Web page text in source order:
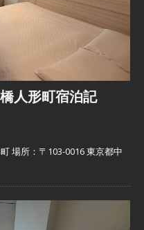
人形町宿泊記
場所：〒103-0016 東京都中